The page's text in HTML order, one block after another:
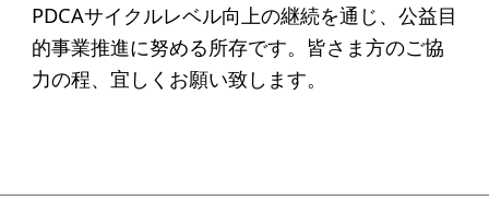
募集要項
ソーシャルビジネスとは
PDCAサイクルレベル向上の継続を通じ、公益目
的事業推進に努める所存です。皆さま方のご協
力の程、宜しくお願い致します。